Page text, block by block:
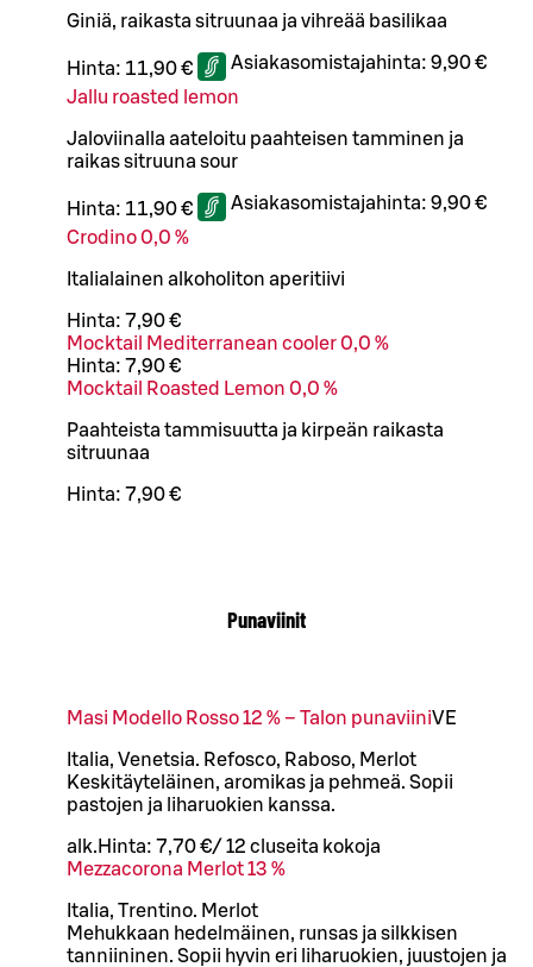
Giniä, raikasta sitruunaa ja vihreää basilikaa
Hinta: 11,90 € Asiakasomistajahinta: 9,90 €
Jallu roasted lemon
Jaloviinalla aateloitu paahteisen tamminen ja
raikas sitruuna sour
Hinta: 11,90 € Asiakasomistajahinta: 9,90 €
Crodino 0,0 %
Italialainen alkoholiton aperitiivi
Hinta: 7,90 €
Mocktail Mediterranean cooler 0,0 %
Hinta: 7,90 €
Mocktail Roasted Lemon 0,0 %
Paahteista tammisuutta ja kirpeän raikasta
sitruunaa
Hinta: 7,90 €
Punaviinit
Masi Modello Rosso 12 % – Talon punaviiniVE
Italia, Venetsia. Refosco, Raboso, Merlot
Keskitäyteläinen, aromikas ja pehmeä. Sopii
pastojen ja liharuokien kanssa.
alk. Hinta: 7,70 €/ 12 cl useita kokoja
Mezzacorona Merlot 13 %
Italia, Trentino. Merlot
Mehukkaan hedelmäinen, runsas ja silkkisen
tanniininen. Sopii hyvin eri liharuokien, juustojen ja